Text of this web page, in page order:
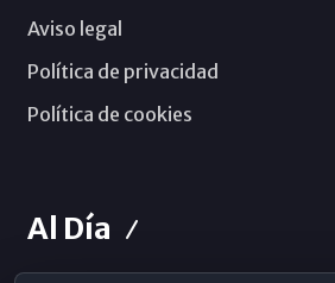
Aviso legal
Política de privacidad
Política de cookies
Al Día